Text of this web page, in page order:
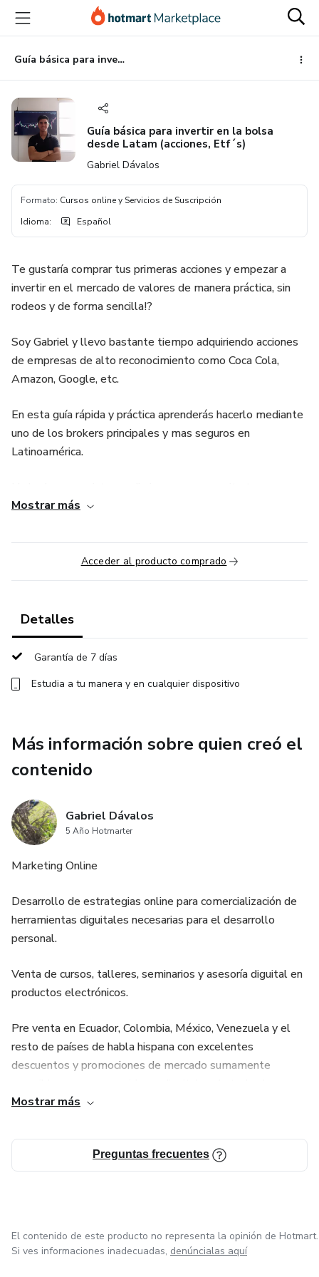
principal
página
de
página
Guía básica para invertir en la bolsa desde Latam (acciones, Etf´s)
Guía básica para invertir en la bolsa
desde Latam (acciones, Etf´s)
Gabriel Dávalos
Formato: Cursos online y Servicios de Suscripción
Idioma: Español
Te gustaría comprar tus primeras acciones y empezar a
invertir en el mercado de valores de manera práctica, sin
rodeos y de forma sencilla!?
Soy Gabriel y llevo bastante tiempo adquiriendo acciones
de empresas de alto reconocimiento como Coca Cola,
Amazon, Google, etc.
En esta guía rápida y práctica aprenderás hacerlo mediante
uno de los brokers principales y mas seguros en
Latinoamérica.
acceso al mercado de valores donde podremos encontrar
financieros e inversiones.
Mostrar más
Acceder al producto comprado
Detalles
Garantía de 7 días
Estudia a tu manera y en cualquier dispositivo
Más información sobre quien creó el
contenido
Gabriel Dávalos
5 Año Hotmarter
Marketing Online
Desarrollo de estrategias online para comercialización de
herramientas diguitales necesarias para el desarrollo
personal.
Venta de cursos, talleres, seminarios y asesoría diguital en
productos electrónicos.
Pre venta en Ecuador, Colombia, México, Venezuela y el
resto de países de habla hispana con excelentes
descuentos y promociones de mercado sumamente
productos y nichos de mercado variantes y cambiantes.
Ventas online y desarrollo de nuevos productos diguitales
para el consumidor en tiempo real.
Mostrar más
Preguntas frecuentes
El contenido de este producto no representa la opinión de Hotmart.
Si ves informaciones inadecuadas, denúncialas aquí